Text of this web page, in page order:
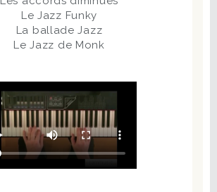
Le Jazz Funky
La ballade Jazz
Le Jazz de Monk